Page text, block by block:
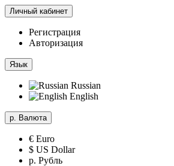
Личный кабинет
Регистрация
Авторизация
Язык
Russian
English
р. Валюта
€ Euro
$ US Dollar
р. Рубль